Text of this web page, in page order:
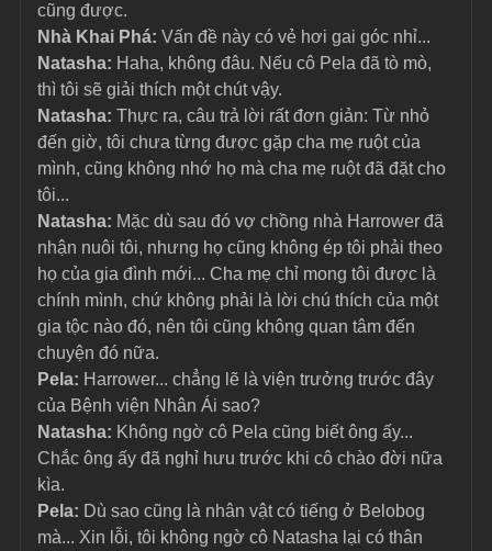
cũng được.
Nhà Khai Phá: Vấn đề này có vẻ hơi gai góc nhỉ...
Natasha: Haha, không đâu. Nếu cô Pela đã tò mò,
thì tôi sẽ giải thích một chút vậy.
Natasha: Thực ra, câu trả lời rất đơn giản: Từ nhỏ
đến giờ, tôi chưa từng được gặp cha mẹ ruột của
mình, cũng không nhớ họ mà cha mẹ ruột đã đặt cho
tôi...
Natasha: Mặc dù sau đó vợ chồng nhà Harrower đã
nhận nuôi tôi, nhưng họ cũng không ép tôi phải theo
họ của gia đình mới... Cha mẹ chỉ mong tôi được là
chính mình, chứ không phải là lời chú thích của một
gia tộc nào đó, nên tôi cũng không quan tâm đến
chuyện đó nữa.
Pela: Harrower... chẳng lẽ là viện trưởng trước đây
của Bệnh viện Nhân Ái sao?
Natasha: Không ngờ cô Pela cũng biết ông ấy...
Chắc ông ấy đã nghỉ hưu trước khi cô chào đời nữa
kìa.
Pela: Dù sao cũng là nhân vật có tiếng ở Belobog
mà... Xin lỗi, tôi không ngờ cô Natasha lại có thân